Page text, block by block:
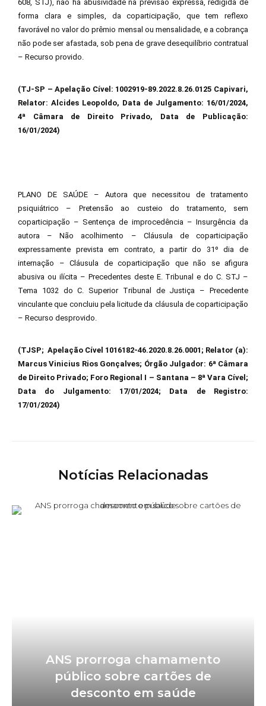
608, STJ), não há abusividade na previsão expressa, redigida de
forma clara e simples, da coparticipação, que tem reflexo
favorável no valor do prêmio mensal ou mensalidade, e a cobrança
não pode ser afastada, sob pena de grave desequilíbrio contratual
– Recurso provido.
(TJ-SP – Apelação Cível: 1002919-89.2022.8.26.0125 Capivari,
Relator: Alcides Leopoldo, Data de Julgamento: 16/01/2024,
4ª Câmara de Direito Privado, Data de Publicação:
16/01/2024)
PLANO DE SAÚDE – Autora que necessitou de tratamento
psiquiátrico – Pretensão ao custeio do tratamento, sem
coparticipação – Sentença de improcedência – Insurgência da
autora – Não acolhimento – Cláusula de coparticipação
expressamente prevista em contrato, a partir do 31º dia de
internação – Cláusula de coparticipação que não se afigura
abusiva ou ilícita – Precedentes deste E. Tribunal e do C. STJ –
Tema 1032 do C. Superior Tribunal de Justiça – Precedente
vinculante que concluiu pela licitude da cláusula de coparticipação
– Recurso desprovido.
(TJSP; Apelação Cível 1016182-46.2020.8.26.0001; Relator (a):
Marcus Vinicius Rios Gonçalves; Órgão Julgador: 6ª Câmara
de Direito Privado; Foro Regional I – Santana – 8ª Vara Cível;
Data do Julgamento: 17/01/2024; Data de Registro:
17/01/2024)
Notícias Relacionadas
ANS prorroga chamamento
público sobre cartões de
desconto em saúde